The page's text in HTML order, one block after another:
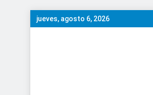
Saltar
al
jueves, agosto 6, 2026